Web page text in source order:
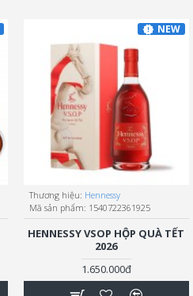
NEW
Thương hiệu: Hennessy
Mã sản phẩm: 1540722361925
HENNESSY VSOP HỘP QUÀ TẾT
2026
1.650.000đ